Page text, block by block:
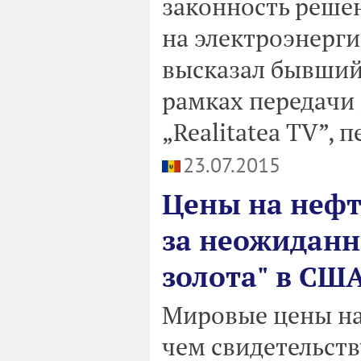
на
высказал
рамках передачи
„Realitatea TV”,
23.07.2015
Цены на
за
золота" в
Мировые цены
чем